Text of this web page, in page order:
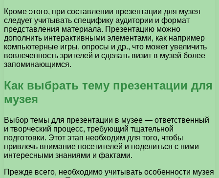
Кроме этого, при составлении презентации для музея
следует учитывать специфику аудитории и формат
представления материала. Презентацию можно
дополнить интерактивными элементами, как например
компьютерные игры, опросы и др., что может увеличить
вовлеченность зрителей и сделать визит в музей более
запоминающимся.
Как выбрать тему презентации для
музея
Выбор темы для презентации в музее — ответственный
и творческий процесс, требующий тщательной
подготовки. Этот этап необходим для того, чтобы
привлечь внимание посетителей и поделиться с ними
интересными знаниями и фактами.
Прежде всего, необходимо учитывать особенности музея